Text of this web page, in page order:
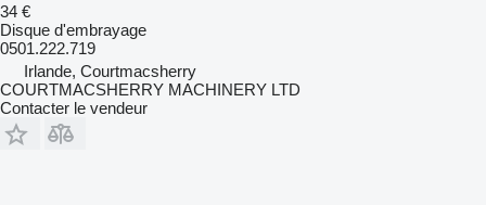
34 €
Disque d'embrayage
0501.222.719
Irlande, Courtmacsherry
COURTMACSHERRY MACHINERY LTD
Contacter le vendeur